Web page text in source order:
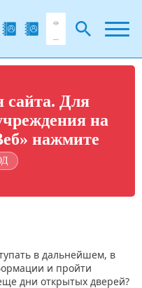
сайта. Для
на
нажмите
в дальнейшем, в
и пройти
дни открытых дверей?